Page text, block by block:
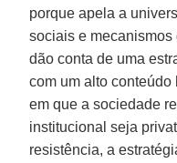
porque apela a
sociais e
dão conta de uma
com um alto
em que a sociedade
institucional seja
resistência, a